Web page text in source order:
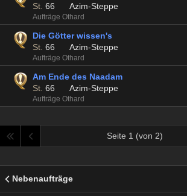
St. 66 Azim-Steppe
Aufträge Othard
Die Götter wissen's
St. 66 Azim-Steppe
Aufträge Othard
Am Ende des Naadam
St. 66 Azim-Steppe
Aufträge Othard
Seite 1 (von 2)
Nebenaufträge